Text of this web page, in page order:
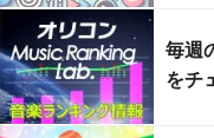
毎週
をチ